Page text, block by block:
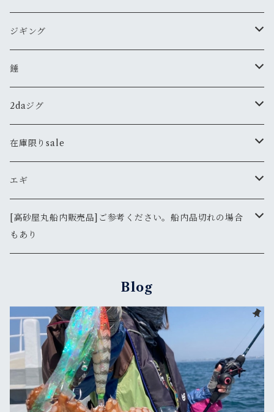
錘
明石青物チョクリ
カワハギ
雑貨
ステッカー
Tシャツ
メバル
太刀魚
その他
クログチ
鳴門アジ仕掛
スッテ
メガバス
タコーレソフト
ジギング
ジグ
ARMS
ÐーCLOW
錘
ジャッカル
タングステン
2daジグ
バスター
130ｇ
165ｇ
165ｇＳＰホロ
200ｇＳＰホロ
バスターX
190ｇ
ボンバー
245ｇ
その他
在庫限りsale
鯛ラバ
エギ
DAIWA
YAMASHITA
ルアー
エギ
DARTMAX
2.5号
FLASHMAX
2.5号
バンガード・ジャパン
2.5号
シマノ
[高砂屋丸船内販売品]ご参考ください。船内品切れの場合
もあり
タチウオ便
鯛サビキ便
Blog